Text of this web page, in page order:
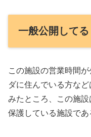
一般公開してる
この施設の営業時間
ダに住んでいる方な
みたところ、この施
保護している施設であ